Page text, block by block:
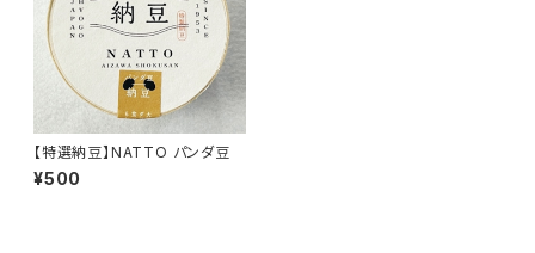
【特選納豆】NATTO パンダ豆
¥500